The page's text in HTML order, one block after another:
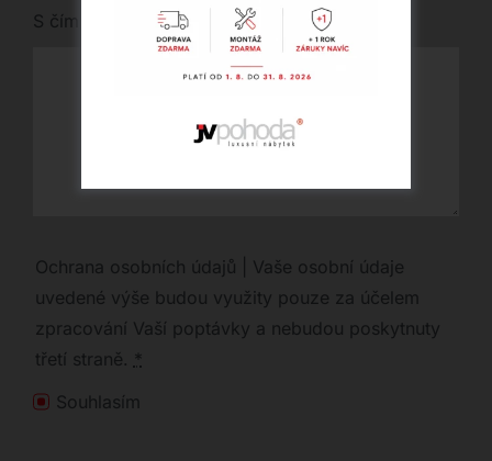
S čím vám můžeme pomoci?
Ochrana osobních údajů | Vaše osobní údaje
uvedené výše budou využity pouze za účelem
zpracování Vaší poptávky a nebudou poskytnuty
třetí straně. *
Souhlasím